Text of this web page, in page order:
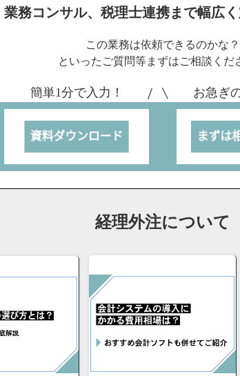
業務コンサル、税理士連携まで幅広く
この業務は依頼できるのかな？
といったご質問等まずはご相談くだ
簡単1分で入力！ お急ぎ
経理外注について